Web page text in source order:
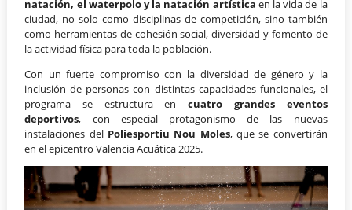
natación, el waterpolo y la natación artística en la vida de la
ciudad, no solo como disciplinas de competición, sino también
como herramientas de cohesión social, diversidad y fomento de
la actividad física para toda la población.
Con un fuerte compromiso con la diversidad de género y la
inclusión de personas con distintas capacidades funcionales, el
programa se estructura encuatro grandes eventos
deportivos, con especial protagonismo de las nuevas
instalaciones del Poliesportiu Nou Moles, que se convertirán
en el epicentro Valencia Acuática 2025.